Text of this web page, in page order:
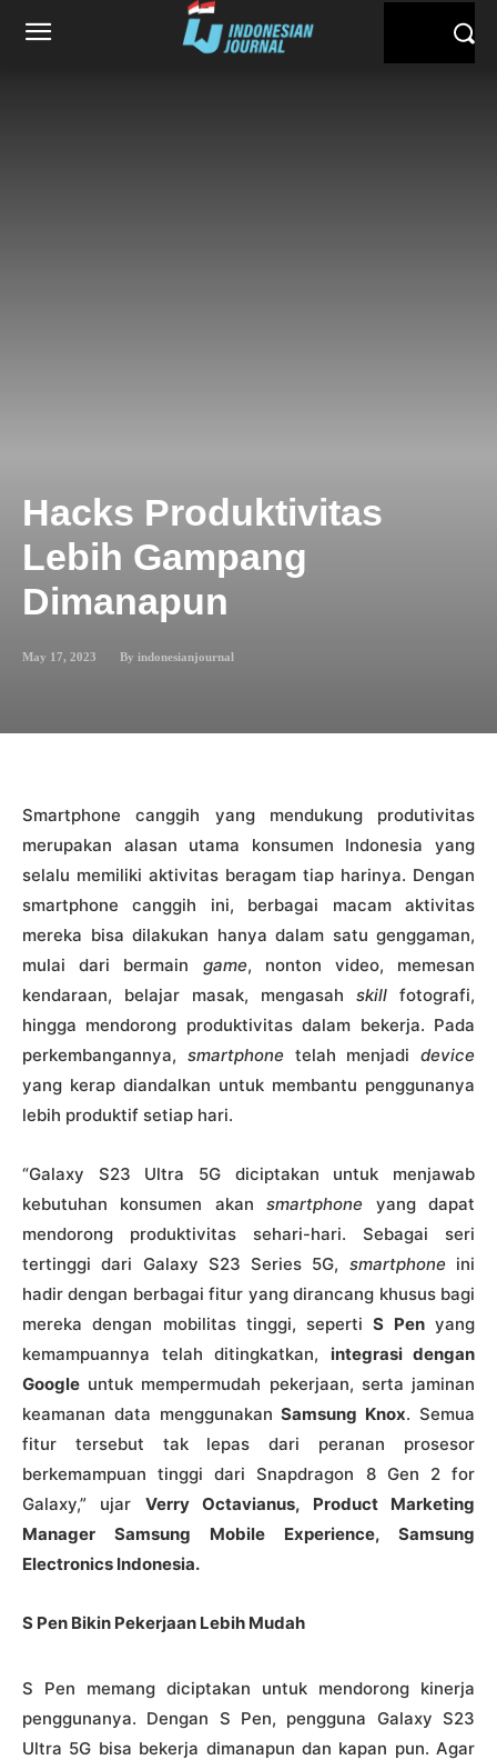
Hacks Produktivitas
Lebih Gampang
Dimanapun
May 17, 2023 By indonesianjournal
Smartphone canggih yang mendukung produtivitas
merupakan alasan utama konsumen Indonesia yang
selalu memiliki aktivitas beragam tiap harinya. Dengan
smartphone canggih ini, berbagai macam aktivitas
mereka bisa dilakukan hanya dalam satu genggaman,
mulai dari bermain game, nonton video, memesan
kendaraan, belajar masak, mengasah skill fotografi,
hingga mendorong produktivitas dalam bekerja. Pada
perkembangannya, smartphone telah menjadi device
yang kerap diandalkan untuk membantu penggunanya
lebih produktif setiap hari.
“Galaxy S23 Ultra 5G diciptakan untuk menjawab
kebutuhan konsumen akansmartphone yang dapat
mendorong produktivitas sehari-hari. Sebagai seri
tertinggi dari Galaxy S23 Series 5G, smartphoneini
hadir dengan berbagai fitur yang dirancang khusus bagi
mereka dengan mobilitas tinggi, sepertiS Penyang
kemampuannya telah ditingkatkan, integrasi dengan
Google untuk mempermudah pekerjaan, serta jaminan
keamanan data menggunakanSamsung Knox. Semua
fitur tersebut tak lepas dari peranan prosesor
berkemampuan tinggi dari Snapdragon 8 Gen 2 for
Galaxy,” ujar Verry Octavianus, Product Marketing
Manager Samsung Mobile Experience, Samsung
Electronics Indonesia.
S Pen Bikin Pekerjaan Lebih Mudah
S Pen memang diciptakan untuk mendorong kinerja
penggunanya. Dengan S Pen, pengguna Galaxy S23
Ultra 5G bisa bekerja dimanapun dan kapan pun. Agar